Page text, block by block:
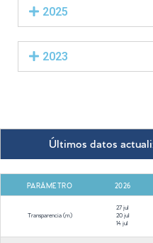
2025
2023
Últimos datos
PARÁMETRO 2026
Transparencia (m)
27 jul
20 jul
14 jul